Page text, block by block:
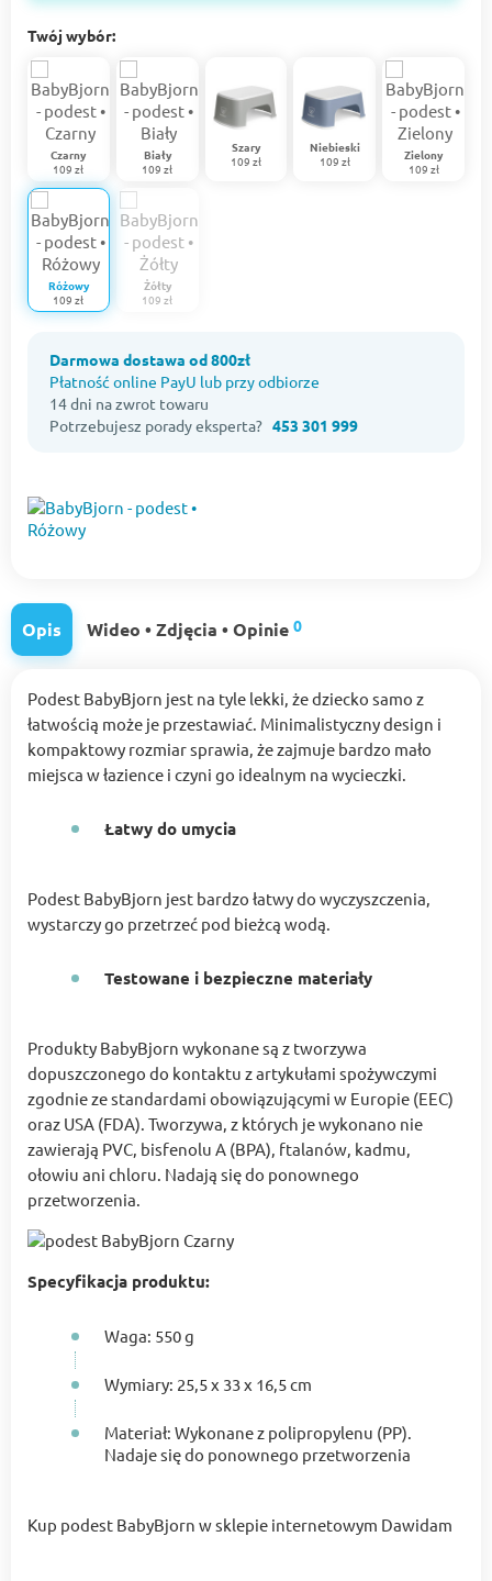
Twój wybór:
Czarny
109 zł
Biały
109 zł
Szary
109 zł
Niebieski
109 zł
Zielony
109 zł
Żółty
109 zł
Różowy
109 zł
Darmowa dostawa od 800zł
Płatność online PayU lub przy odbiorze
14 dni na zwrot towaru
Potrzebujesz porady eksperta? 453 301 999
Opis Wideo • Zdjęcia • Opinie 0
Podest BabyBjorn jest na tyle lekki, że dziecko samo z
łatwością może je przestawiać. Minimalistyczny design i
kompaktowy rozmiar sprawia, że zajmuje bardzo mało
miejsca w łazience i czyni go idealnym na wycieczki.
Łatwy do umycia
Podest BabyBjorn jest bardzo łatwy do wyczyszczenia,
wystarczy go przetrzeć pod bieżcą wodą.
Testowane i bezpieczne materiały
Produkty BabyBjorn wykonane są z tworzywa
dopuszczonego do kontaktu z artykułami spożywczymi
zgodnie ze standardami obowiązującymi w Europie (EEC)
oraz USA (FDA). Tworzywa, z których je wykonano nie
zawierają PVC, bisfenolu A (BPA), ftalanów, kadmu,
ołowiu ani chloru. Nadają się do ponownego
przetworzenia.
Specyfikacja produktu:
Waga: 550 g
Wymiary: 25,5 x 33 x 16,5 cm
Materiał: Wykonane z polipropylenu (PP).
Nadaje się do ponownego przetworzenia
Kup podest BabyBjorn w sklepie internetowym Dawidam